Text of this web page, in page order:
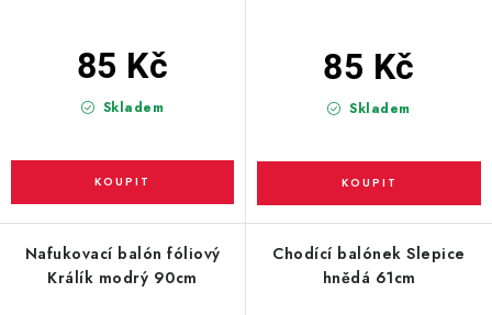
Skladem
85 Kč
Skladem
85 Kč
Nafukovací balón fóliový
Králík modrý 90cm
Chodící balónek Slepice
hnědá 61cm